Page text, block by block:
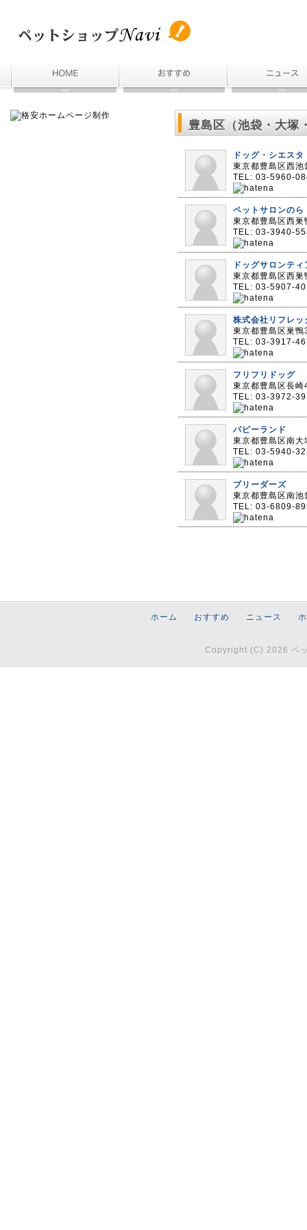
豊島区（池袋・大塚
ドッグ・シエスタ
東京都豊島区西
TEL: 03-5960-
ペットサロンのら
東京都豊島区西
TEL: 03-3940-
ドッグサロンティ
東京都豊島区西
TEL: 03-5907-
株式会社リフレッ
東京都豊島区巣
TEL: 03-3917-
フリフリドッグ
東京都豊島区長
TEL: 03-3972-
パピーランド
東京都豊島区南
TEL: 03-5940-
ブリーダーズ
東京都豊島区南
TEL: 03-6809-
ホーム おすすめ ニュース
Copyright (C) 2026 ペ